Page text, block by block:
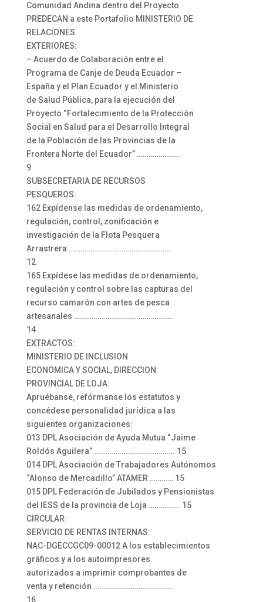
Comunidad Andina dentro del Proyecto
PREDECAN a este Portafolio MINISTERIO DE
RELACIONES
EXTERIORES:
– Acuerdo de Colaboración entre el
Programa de Canje de Deuda Ecuador –
España y el Plan Ecuador y el Ministerio
de Salud Pública, para la ejecución del
Proyecto “Fortalecimiento de la Protección
Social en Salud para el Desarrollo Integral
de la Población de las Provincias de la
Frontera Norte del Ecuador” ………………….
9
SUBSECRETARIA DE RECURSOS
PESQUEROS:
162 Expídense las medidas de ordenamiento,
regulación, control, zonificación e
investigación de la Flota Pesquera
Arrastrera …………………………………………….
12
165 Expídese las medidas de ordenamiento,
regulación y control sobre las capturas del
recurso camarón con artes de pesca
artesanales ……………………………………………
14
EXTRACTOS:
MINISTERIO DE INCLUSION
ECONOMICA Y SOCIAL, DIRECCION
PROVINCIAL DE LOJA:
Apruébanse, refórmanse los estatutos y
concédese personalidad jurídica a las
siguientes organizaciones:
013 DPL Asociación de Ayuda Mutua “Jaime
Roldós Aguilera” ………………………………….. 15
014 DPL Asociación de Trabajadores Autónomos
“Alonso de Mercadillo” ATAMER ………… 15
015 DPL Federación de Jubilados y Pensionistas
del IESS de la provincia de Loja ……………. 15
CIRCULAR:
SERVICIO DE RENTAS INTERNAS:
NAC-DGECCGC09-00012 A los establecimientos
gráficos y a los autoimpresores
autorizados a imprimir comprobantes de
venta y retención …………………………………..
16